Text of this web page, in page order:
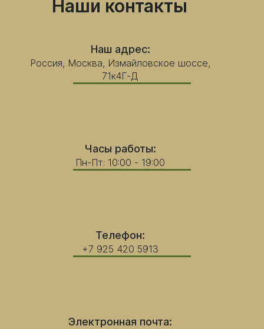
Наши контакты
Наш адрес:
Россия, Москва, Измайловское шоссе,
71к4Г-Д
Часы работы:
Пн-Пт: 10:00 - 19:00
Телефон:
+7 925 420 5913
Электронная почта: